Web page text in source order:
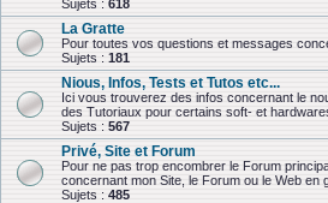
Sujets : 618
La Gratte
Pour toutes vos questions et messages
Sujets : 181
Nious, Infos, Tests et Tutos etc...
Ici vous trouverez des infos concernant le
des Tutoriaux pour certains soft- et
Sujets : 567
Privé, Site et Forum
Pour ne pas trop encombrer le Forum
concernant mon Site, le Forum ou le Web en
Sujets : 485